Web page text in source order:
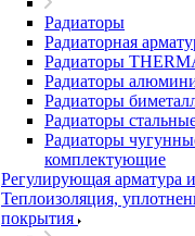
Радиаторы
Радиаторная
Радиаторы
Радиаторы
Радиаторы
Радиаторы
Радиаторы
комплектующие
Регулирующая арматура
Теплоизоляция,
покрытия